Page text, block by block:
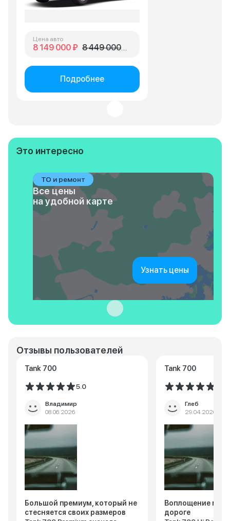
Цена авто
8 149 000 ₽ 8 449 000 ₽
Подробнее
Это интересно
ТО и ремонт
Все цены
на удобной карте
Узнать цены
Отзывы пользователей
Tank 700
5.0
Владимир
08.06.2026
Большой премиум, который не
стесняется своих размеров
Tank 700
Глеб
29.04.2026
Воплощение
дороге